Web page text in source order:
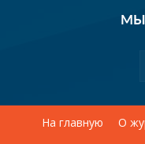
МЫ
На главную О